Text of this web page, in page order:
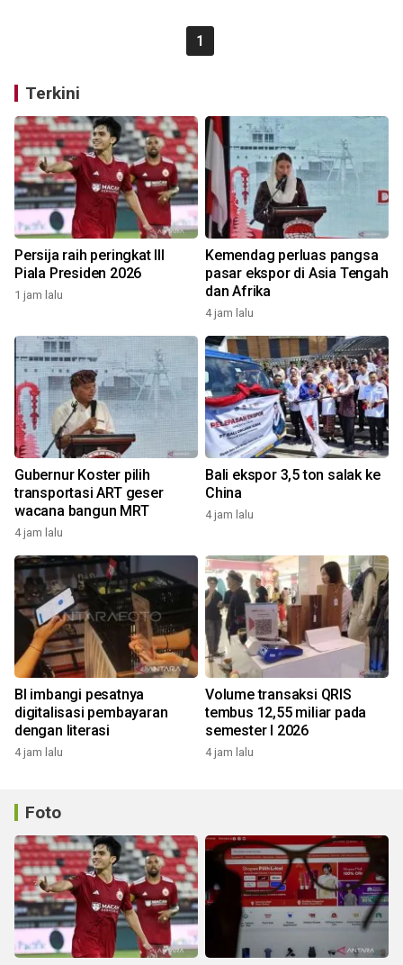
1
Terkini
Persija raih peringkat III
Piala Presiden 2026
1 jam lalu
Kemendag perluas pangsa
pasar ekspor di Asia Tengah
dan Afrika
4 jam lalu
Gubernur Koster pilih
transportasi ART geser
wacana bangun MRT
4 jam lalu
Bali ekspor 3,5 ton salak ke
China
4 jam lalu
BI imbangi pesatnya
digitalisasi pembayaran
dengan literasi
4 jam lalu
Volume transaksi QRIS
tembus 12,55 miliar pada
semester I 2026
4 jam lalu
Foto